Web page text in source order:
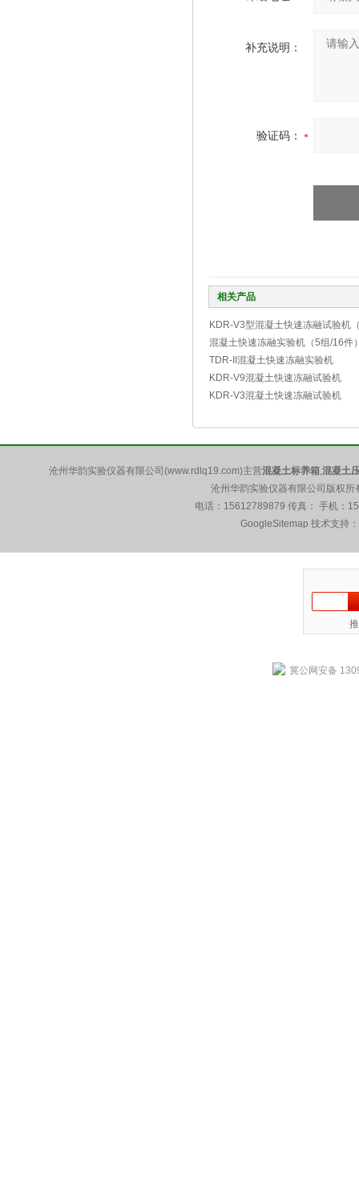
补充说明：
验证码：
相关产品
KDR-V3型混凝土快速冻融试验机
混凝土快速冻融实验机（5组/16件
TDR-II混凝土快速冻融实验机
KDR-V9混凝土快速冻融试验机
KDR-V3混凝土快速冻融试验机
沧州华韵实验仪器有限公司(www.rdlq19.com)主营混凝土标养箱,混凝土
沧州华韵实验仪器有限公司版权
电话：15612789879 传真： 手机：
GoogleSitemap 技术支持
冀公网安备